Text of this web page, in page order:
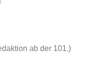
ab der 101.)